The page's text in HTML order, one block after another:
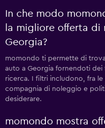
In che modo
la migliore offerta di
Georgia?
momondo ti permette di
auto a Georgia fornendoti
ricerca. I filtri includono, fra
compagnia di noleggio e
desiderare.
momondo mostra